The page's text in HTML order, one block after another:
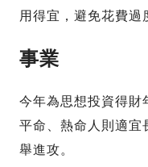
用得宜，避免花費過
事業
今年為思想投資得財
平命、熱命人則適宜
舉進攻。